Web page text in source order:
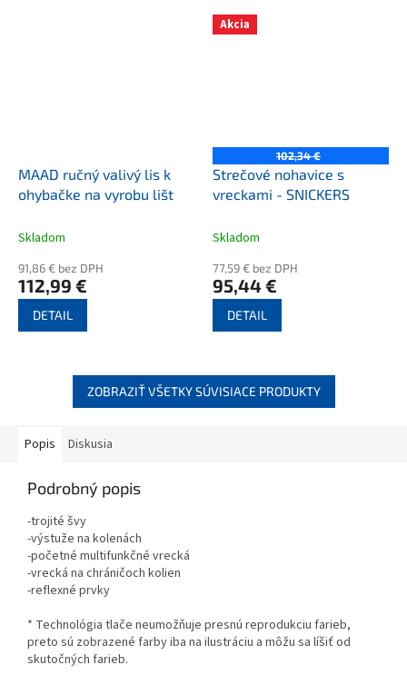
MAAD ručný valivý lis k
ohybačke na vyrobu lišt
Skladom
91,86 € bez DPH
112,99 €
DETAIL
Akcia
102,34 €
Strečové nohavice s
vreckami - SNICKERS
Skladom
77,59 € bez DPH
95,44 €
DETAIL
ZOBRAZIŤ VŠETKY SÚVISIACE PRODUKTY
Popis Diskusia
Podrobný popis
-trojité švy
-výstuže na kolenách
-početné multifunkčné vrecká
-vrecká na chráničoch kolien
-reflexné prvky
* Technológia tlače neumožňuje presnú reprodukciu farieb,
preto sú zobrazené farby iba na ilustráciu a môžu sa líšiť od
skutočných farieb.